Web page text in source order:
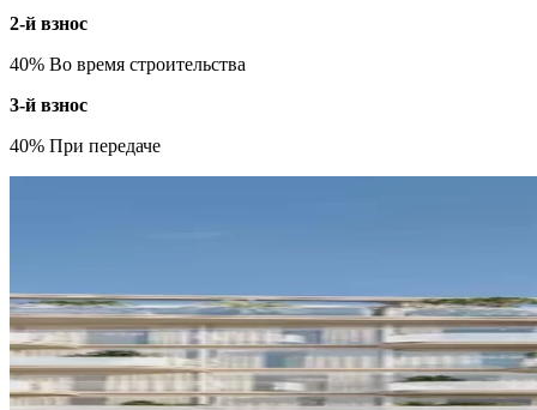
2-й взнос
40% Во время строительства
3-й взнос
40% При передаче